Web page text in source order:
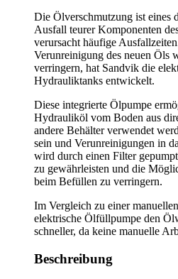
Die Ölverschmutzung ist eines
Ausfall teurer Komponenten
verursacht häufige
Verunreinigung des neuen Öls
verringern, hat Sandvik die
Hydrauliktanks entwickelt.
Diese integrierte Ölpumpe
Hydrauliköl vom Boden aus
andere Behälter verwendet
sein und Verunreinigungen in
wird durch einen Filter
zu gewährleisten und die
beim Befüllen zu verringern.
Im Vergleich zu einer
elektrische Ölfüllpumpe den
schneller, da keine manuelle
Beschreibung